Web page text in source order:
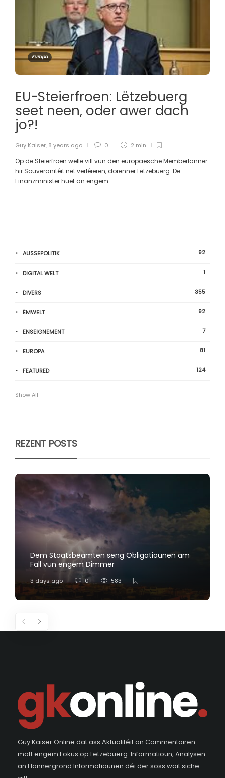
Europa
EU-Steierfroen: Lëtzebuerg
seet neen, oder awer dach
jo?!
Guy Kaiser, 8 years ago 0 2 min
Op de Steierfroen wëlle vill vun den europäesche Memberlänner
hir Souveränitéit net verléieren, dorënner Lëtzebuerg. De
Finanzminister huet an engem...
AUSSEPOLITIK 92
DIGITAL WELT 1
DIVERS 355
ËMWELT 92
ENSEIGNEMENT 7
EUROPA 81
FEATURED 124
Show All
REZENT POSTS
Dem Staatsbeamten seng Obligatiounen am
Fall vun engem Dimmer
3 days ago 0 583
Guy Kaiser Online dat ass Aktualitéit an Commentairen
matt engem Fokus op Lëtzebuerg. Informatioun, Analysen
an Hannergrond Informatiounen déi der soss wäit siche